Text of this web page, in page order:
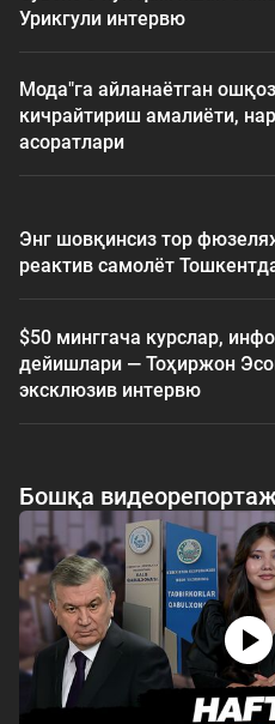
Урикгули интервю
Мода"га айланаётган
кичрайтириш амалиёти,
асоратлари
Энг шовқинсиз тор
реактив самолёт
$50 минггача курслар,
дейишлари — Тоҳиржон
эксклюзив интервю
Бошқа